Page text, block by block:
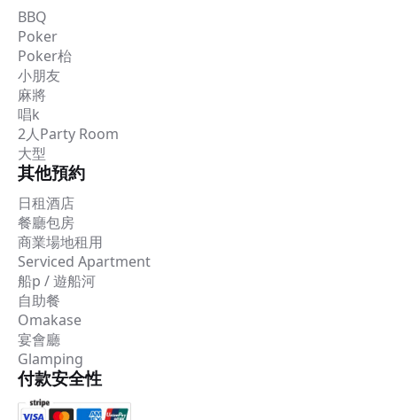
BBQ
Poker
Poker枱
小朋友
麻將
唱k
2人Party Room
大型
其他預約
日租酒店
餐廳包房
商業場地租用
Serviced Apartment
船p / 遊船河
自助餐
Omakase
宴會廳
Glamping
付款安全性